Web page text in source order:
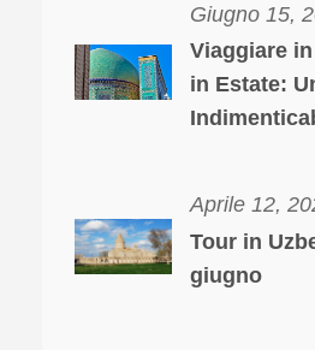
Giugno 15,
Viaggiare
in Estate:
Aprile 12,
Tour in
giugno